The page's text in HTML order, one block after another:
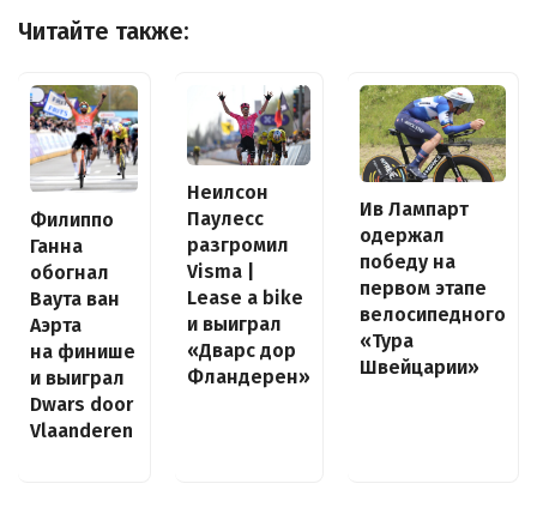
Читайте также:
Филиппо
Ганна
обогнал
Ваута ван
Аэрта
на финише
и выиграл
Dwars door
Vlaanderen
Неилсон
Паулесс
разгромил
Visma |
Lease a bike
и выиграл
«Дварс дор
Фландерен»
Ив Лампарт
одержал
победу на
первом этапе
велосипедного
«Тура
Швейцарии»